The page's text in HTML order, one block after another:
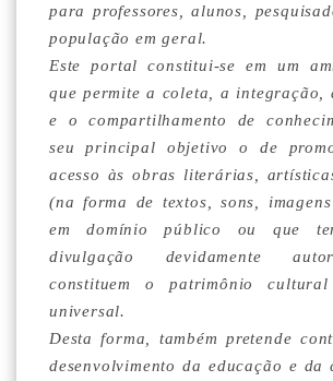
para professores, alunos,
população em geral.
Este portal constitui-se em um
que permite a coleta, a integração,
e o compartilhamento de
seu principal objetivo o de
acesso às obras literárias,
(na forma de textos, sons,
em domínio público ou que
divulgação devidamente
constituem o patrimônio
universal.
Desta forma, também pretende
desenvolvimento da educação e da